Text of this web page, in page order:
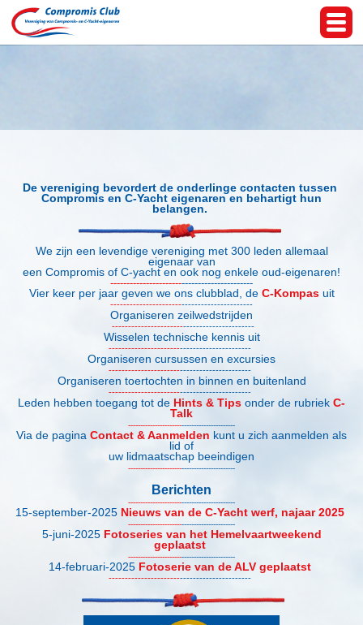
De vereniging bevordert de onderlinge contacten tussen
Compromis en C-Yacht eigenaren en behartigt hun
belangen.
We zijn een levendige vereniging met 300 leden allemaal
eigenaar van
een Compromis of C-yacht en ook nog enkele oud-eigenaren!
--------------------------------------------
Vier keer per jaar geven we ons clubblad, de C-Kompasuit
--------------------------------------------
Organiseren zeilwedstrijden
--------------------------------------------
Wisselen technische kennis uit
--------------------------------------------
Organiseren cursussen en excursies
--------------------------------------------
Organiseren toertochten in binnen en buitenland
--------------------------------------------
Leden hebben toegang tot de Hints & Tips onder de rubriek C-
Talk
--------------------------------------------
Via de pagina Contact & Aanmelden kunt u zich aanmelden als
lid of
uw lidmaatschap beeindigen
--------------------------------------------
Berichten
--------------------------------------------
15-september-2025 Nieuws van de C-Yacht werf, najaar 2025
--------------------------------------------
5-juni-2025 Fotoseries van het Hemelvaartweekend
geplaatst
--------------------------------------------
14-februari-2025 Fotoserie van de ALV geplaatst
--------------------------------------------